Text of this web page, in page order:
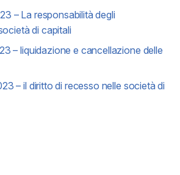
– La responsabilità degli
di capitali
– liquidazione e cancellazione delle
– il diritto di recesso nelle società di